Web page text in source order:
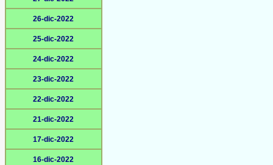
26-dic-2022
25-dic-2022
24-dic-2022
23-dic-2022
22-dic-2022
21-dic-2022
17-dic-2022
16-dic-2022